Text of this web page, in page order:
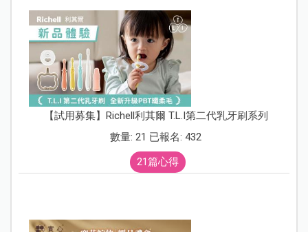
【試用募集】Richell利其爾 T.L.I第二代乳牙刷系列
數量: 21 已報名: 432
21篇心得